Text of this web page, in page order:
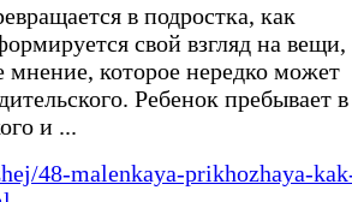
в подростка, как
свой взгляд на вещи,
мнение, которое нередко может
Ребенок пребывает в
и ...